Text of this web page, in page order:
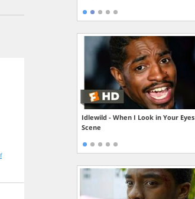
Idlewild - When I Look in Your Eyes
Scene